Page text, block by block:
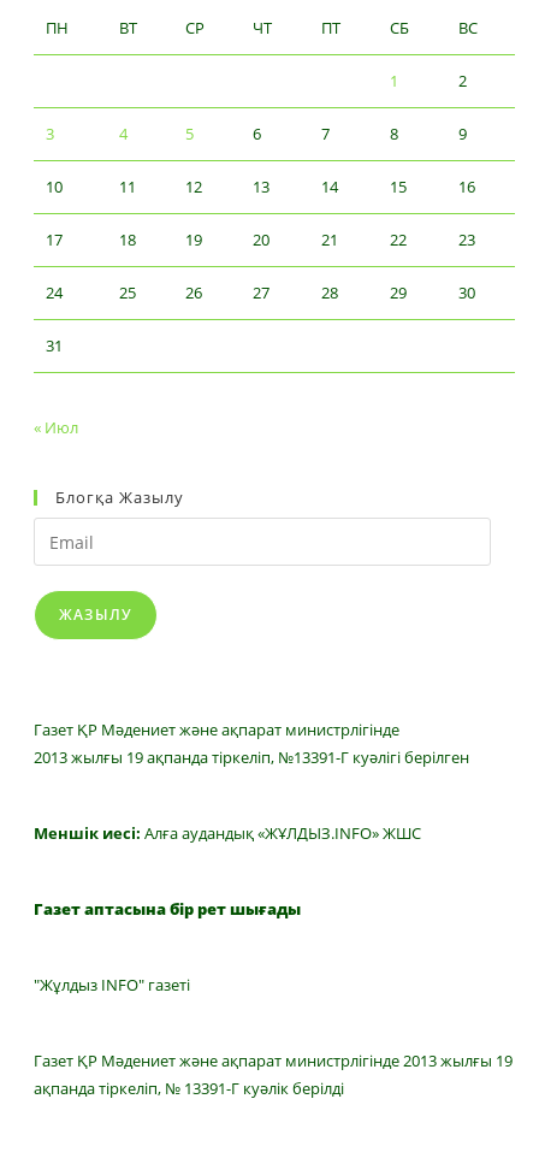
ПН
ВТ СР ЧТ ПТ СБ ВС
1 2
3 4 5 6 7 8 9
10 11 12 13 14 15 16
17 18 19 20 21 22 23
24 25 26 27 28 29 30
31
« Июл
Блогқа Жазылу
Email
ЖАЗЫЛУ
Газет ҚР Мәдениет және ақпарат министрлігінде
2013 жылғы 19 ақпанда тіркеліп, №13391-Г куәлігі берілген
Меншік иесі: Алға аудандық «ЖҰЛДЫЗ.INFO» ЖШС
Газет аптасына бір рет шығады
"Жұлдыз INFO" газеті
Газет ҚР Мәдениет және ақпарат министрлігінде 2013 жылғы 19
ақпанда тіркеліп, № 13391-Г куәлік берілді